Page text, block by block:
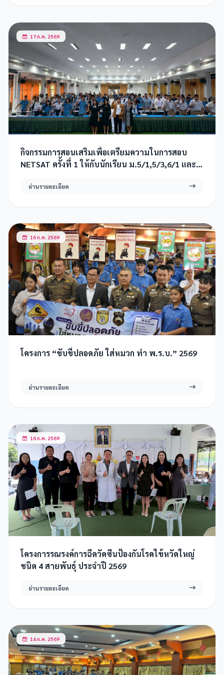
17 ก.ค. 2569
กิจกรรมการสอนเสริมเพื่อเตรียมความในการสอบ
NETSAT ครั้งที่ 1 ให้กับนักเรียน ม.5/1,5/3,6/1 และ
อ่านรายละเอียด
16 ก.ค. 2569
โครงการ “ขับขี่ปลอดภัย ใส่หมวก ทำ พ.ร.บ.” 2569
อ่านรายละเอียด
16 ก.ค. 2569
โครงการรณรงค์การฉีดวัคซีนป้องกันโรคไข้หวัดใหญ่
ชนิด 4 สายพันธุ์ ประจำปี 2569
อ่านรายละเอียด
14 ก.ค. 2569